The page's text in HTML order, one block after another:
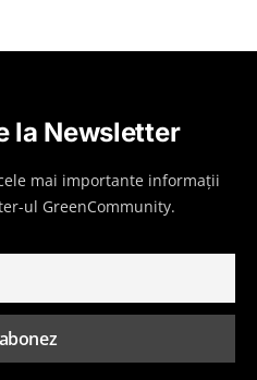
la Newsletter
mai importante informații
ul GreenCommunity.